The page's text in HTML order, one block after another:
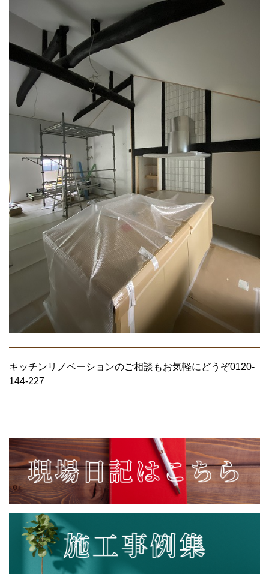
キッチンリノベーションのご相談もお気軽にどうぞ0120-
144-227